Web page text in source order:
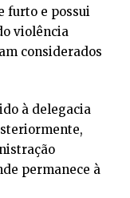
furto e possui
violência
considerados
à delegacia
permanece à